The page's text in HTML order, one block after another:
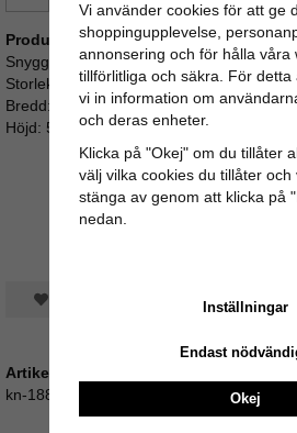
Produktbeskrivning:
Snyggt skålhandtag i svartlackad
Storlek:
Bredd: 8 cm
Höjd: 5 cm
Spara som favorit
Artikelnummer:
kn-188
Vi använder cookies för att ge
shoppingupplevelse,
annonsering och för hålla våra
tillförlitliga och säkra. För detta
vi in information om
och deras enheter.
Klicka på "Okej" om du tillåter
välj vilka cookies du tillåter och
stänga av genom att klicka på
nedan.
Inställningar
Endast
Okej